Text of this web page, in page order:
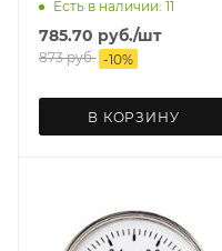
Есть в наличии: 11
785.70 руб./шт
873руб. -10%
В КОРЗИНУ